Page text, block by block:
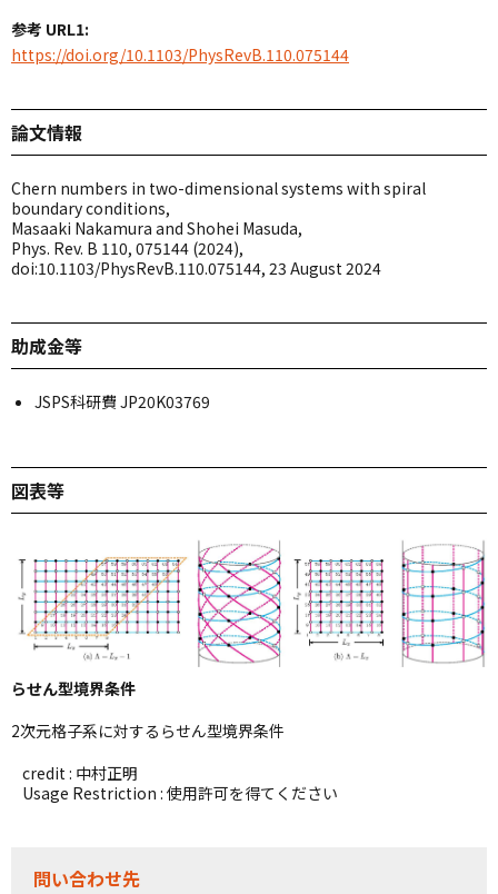
参考 URL1:
https://doi.org/10.1103/PhysRevB.110.075144
論文情報
Chern numbers in two-dimensional systems with spiral
boundary conditions,
Masaaki Nakamura and Shohei Masuda,
Phys. Rev. B 110, 075144 (2024),
doi:10.1103/PhysRevB.110.075144, 23 August 2024
助成金等
JSPS科研費 JP20K03769
図表等
らせん型境界条件
2次元格子系に対するらせん型境界条件
credit : 中村正明
Usage Restriction : 使用許可を得てください
問い合わせ先